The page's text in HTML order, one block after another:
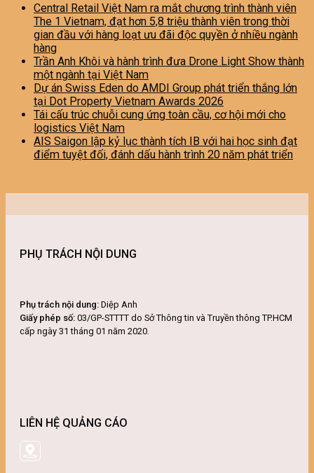
Central Retail Việt Nam ra mắt chương trình thành viên
The 1 Vietnam, đạt hơn 5,8 triệu thành viên trong thời
gian đầu với hàng loạt ưu đãi độc quyền ở nhiều ngành
hàng
Trần Anh Khôi và hành trình đưa Drone Light Show thành
một ngành tại Việt Nam
Dự án Swiss Eden do AMDI Group phát triển thắng lớn
tại Dot Property Vietnam Awards 2026
Tái cấu trúc chuỗi cung ứng toàn cầu, cơ hội mới cho
logistics Việt Nam
AIS Saigon lập kỷ lục thành tích IB với hai học sinh đạt
điểm tuyệt đối, đánh dấu hành trình 20 năm phát triển
PHỤ TRÁCH NỘI DUNG
Phụ trách nội dung: Diệp Anh
Giấy phép số: 03/GP-STTTT do Sở Thông tin và Truyền thông TP.HCM
cấp ngày 31 tháng 01 năm 2020.
LIÊN HỆ QUẢNG CÁO